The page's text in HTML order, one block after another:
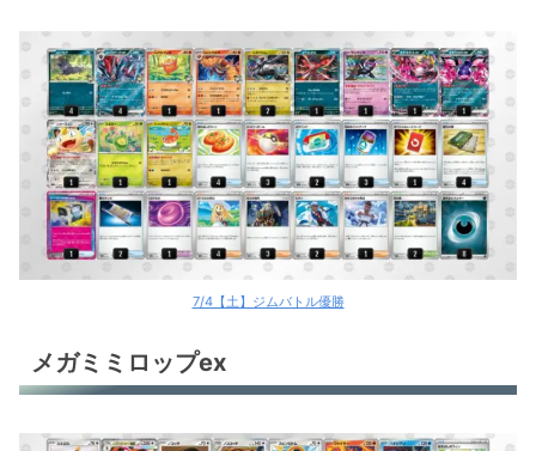
7/4【土】ジムバトル優勝
メガミミロップex